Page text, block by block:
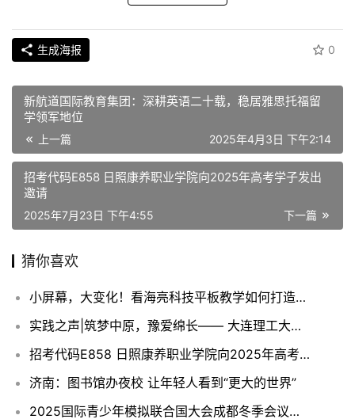
生成海报 0
新航道国际教育集团：深耕英语二十载，稳居雅思托福留
学领军地位
上一篇 2025年4月3日 下午2:14
招考代码E858 日照康养职业学院向2025年高考学子发出
邀请
下一篇
2025年7月23日 下午4:55
猜你喜欢
小屏幕，大变化！看海亮科技平板教学如何打造高效课堂
实践之声|筑梦中原，豫爱绵长—— 大连理工大学 “筑梦・豫爱童行” 实践团河南实践纪实
招考代码E858 日照康养职业学院向2025年高考学子发出邀请
济南：图书馆办夜校 让年轻人看到“更大的世界”
2025国际青少年模拟联合国大会成都冬季会议盛大开幕